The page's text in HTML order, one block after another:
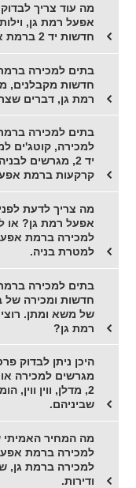
מה עוד צריך
אפעל רמת גן,
חדשות יד 2 ברמת אפעל.
בתים למכירה
חדשות מקבלנים,
רמת גן, דברים
בתים למכירה
למכירה, קוטג'ים
יד 2, מגרשים
קרקעות ברמת
מה צריך לדעת
אפעל רמת גן? או
למכירה ברמת
למטרת בניה.
בתים למכירה
חדשות ומכירה
של משא ומתן.
רמת גן?
היכן ניתן לבדוק
מגרשים למכירה
2, מדלן, ווין
שביניהם.
מה המחיר האמיתי
למכירה ברמת
למכירה ברמת גן,
ודירות.